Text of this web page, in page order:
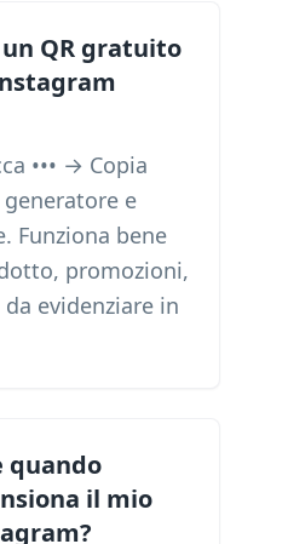
QR gratuito
••• → Copia
e
Funziona bene
promozioni,
evidenziare in
quando
il mio